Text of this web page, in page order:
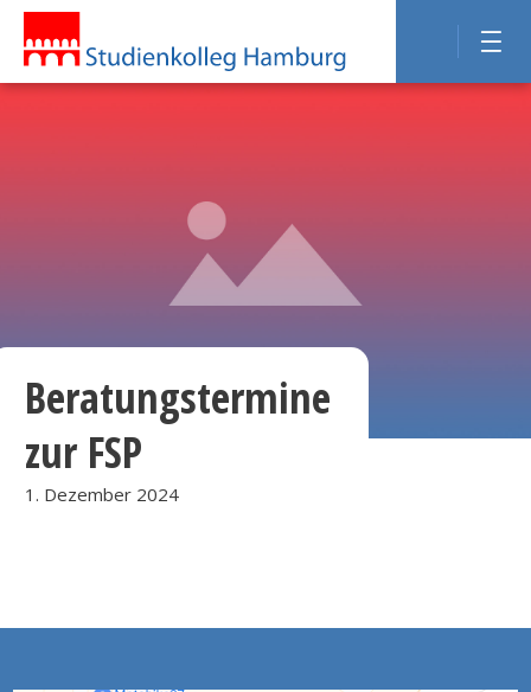
Beratungstermine
zur FSP
1. Dezember 2024